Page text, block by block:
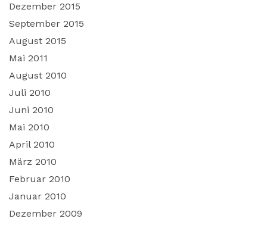
Dezember 2015
September 2015
August 2015
Mai 2011
August 2010
Juli 2010
Juni 2010
Mai 2010
April 2010
März 2010
Februar 2010
Januar 2010
Dezember 2009